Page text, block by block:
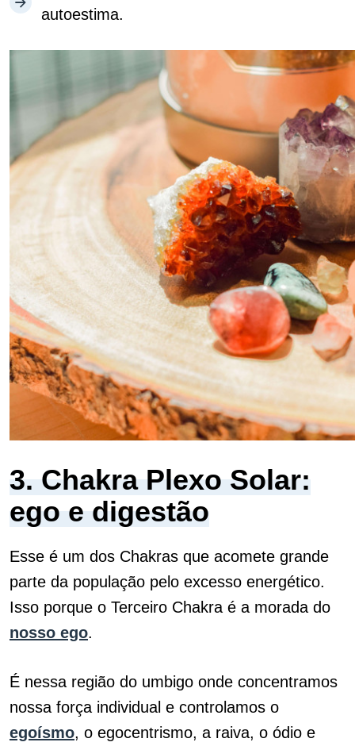
autoestima.
3. Chakra Plexo Solar:
ego e digestão
Esse é um dos Chakras que acomete grande
parte da população pelo excesso energético.
Isso porque o Terceiro Chakra é a morada do
nosso ego.
É nessa região do umbigo onde concentramos
nossa força individual e controlamos o
egoísmo, o egocentrismo, a raiva, o ódio e